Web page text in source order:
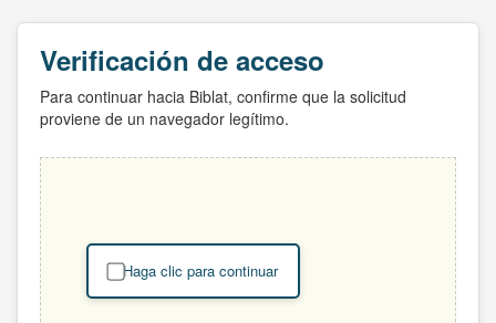
Verificación de acceso
Para continuar hacia Biblat, confirme que la solicitud
proviene de un navegador legítimo.
Haga clic para continuar